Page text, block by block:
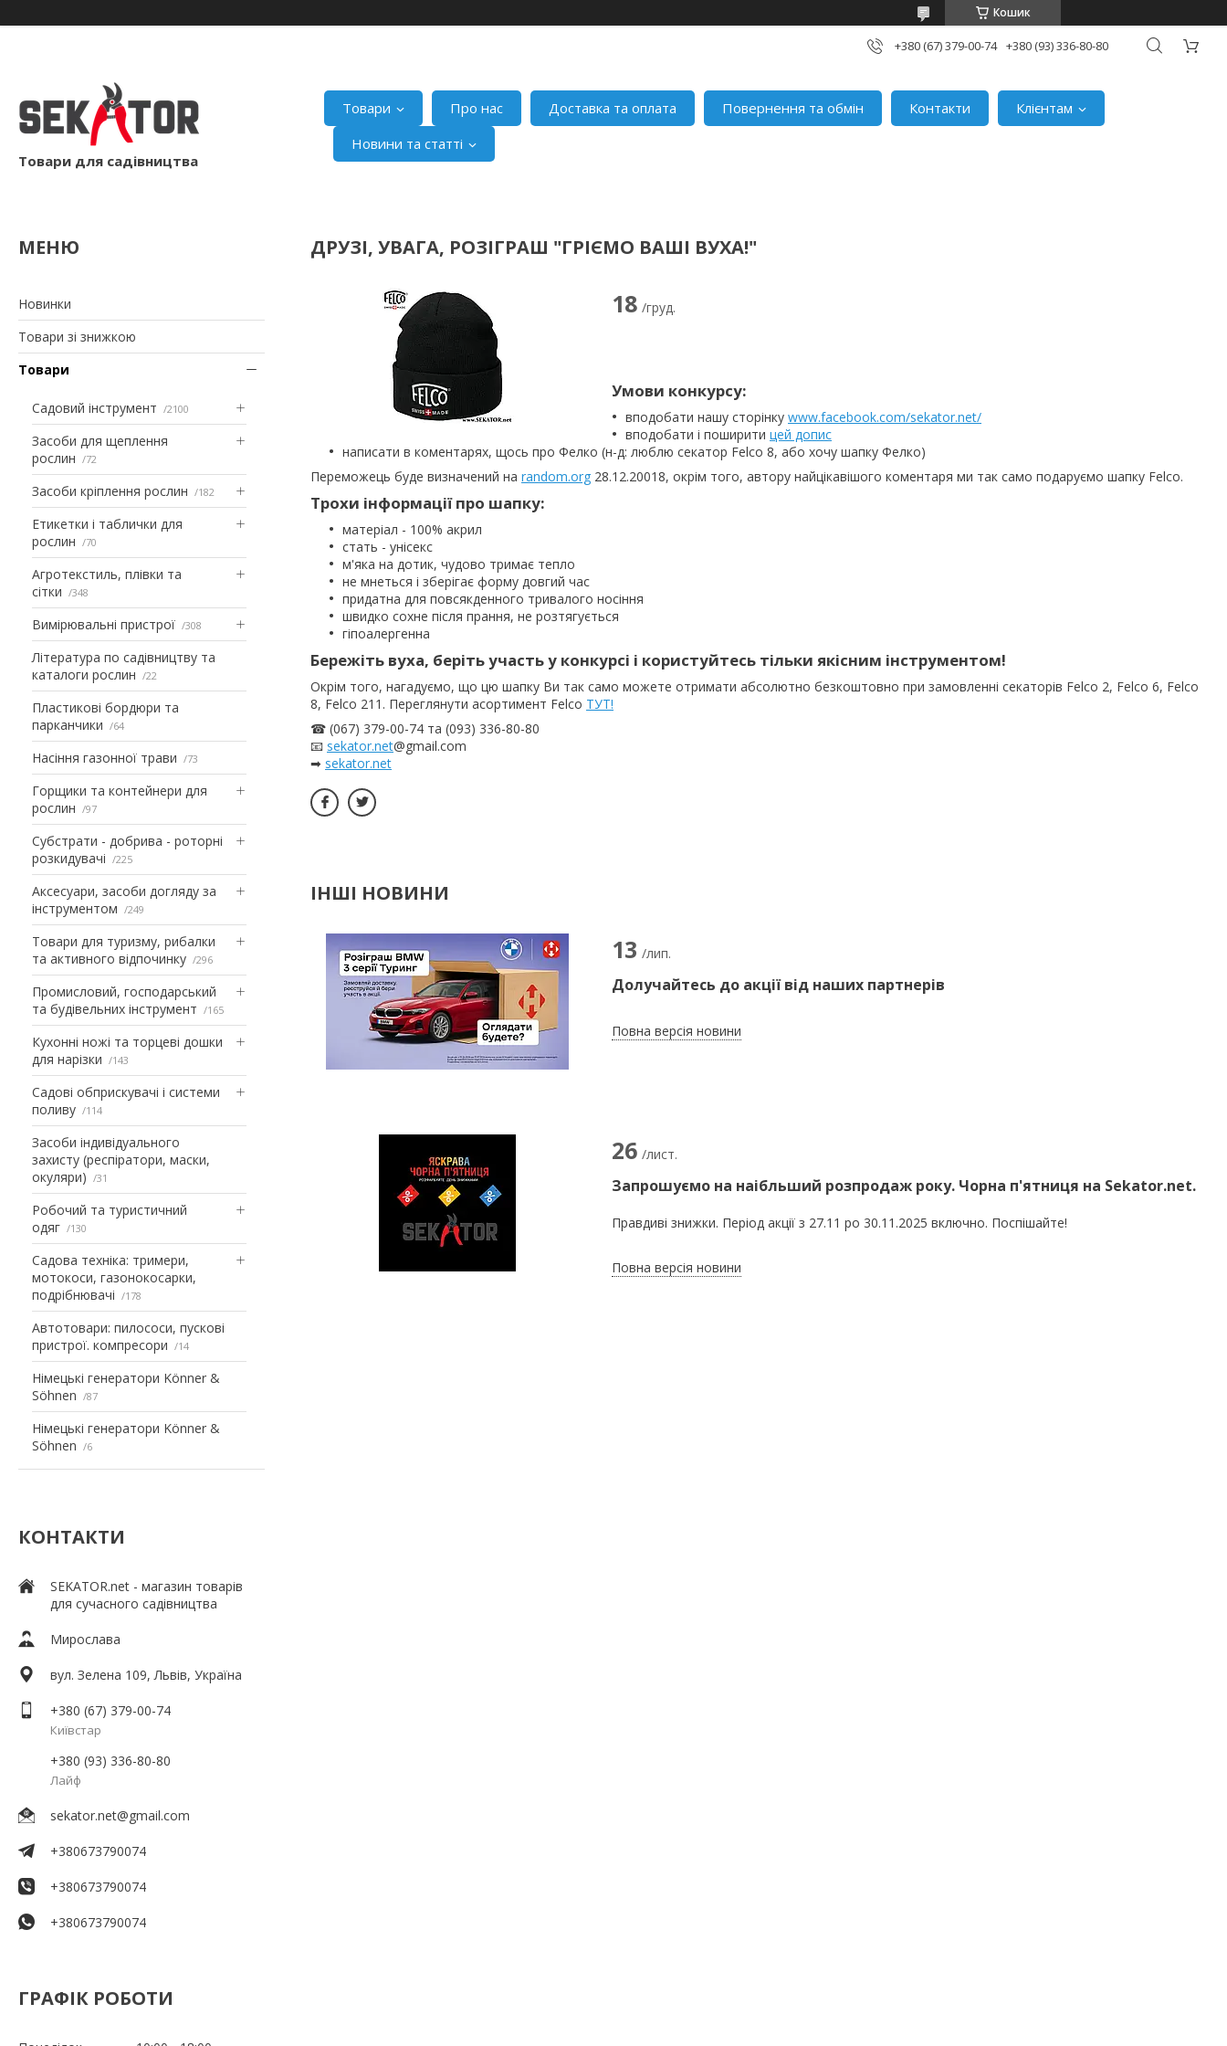
Кошик
+380 (67) 379-00-74 +380 (93) 336-80-80
Товари для садівництва
Товари Про нас Доставка та оплата Повернення та обмін Контакти
Клієнтам
Новини та статті
Новинки
Товари зі знижкою
Товари
Садовий інструмент 2100
Засоби для щеплення
рослин
72
Засоби кріплення рослин 182
Етикетки і таблички для
рослин
70
Агротекстиль, плівки та
сітки
348
Вимірювальні пристрої 308
Література по садівництву та
каталоги рослин
22
Пластикові бордюри та
парканчики
64
Насіння газонної трави 73
Горщики та контейнери для
рослин
97
Субстрати - добрива - роторні
розкидувачі
225
Аксесуари, засоби догляду за
інструментом
249
Товари для туризму, рибалки
та активного відпочинку
296
Промисловий, господарський
та будівельних інструмент
165
Кухонні ножі та торцеві дошки
для нарізки
143
Садові обприскувачі і системи
поливу
114
Засоби індивідуального
захисту (респіратори, маски,
окуляри)
31
Робочий та туристичний
одяг
130
Садова техніка: тримери,
мотокоси, газонокосарки,
подрібнювачі
178
Автотовари: пилососи, пускові
пристрої. компресори
14
Німецькі генератори Könner &
Söhnen
87
Німецькі генератори Könner &
Söhnen
6
КОНТАКТИ
SEKATOR.net - магазин товарів
для сучасного садівництва
Мирослава
вул. Зелена 109, Львів, Україна
+380 (67) 379-00-74
Київстар
+380 (93) 336-80-80
Лайф
sekator.net@gmail.com
+380673790074
+380673790074
+380673790074
ГРАФІК РОБОТИ
ДРУЗІ, УВАГА, РОЗІГРАШ "ГРІЄМО ВАШІ ВУХА!"
18 /груд.
Умови конкурсу:
вподобати нашу сторінку www.facebook.com/sekator.net/
вподобати і поширити цей допис
написати в коментарях, щось про Фелко (н-д: люблю секатор Felco 8, або хочу шапку Фелко)
Переможець буде визначений на random.org 28.12.20018, окрім того, автору найцікавішого коментаря ми так само подаруємо шапку Felco.
Трохи інформації про шапку:
матеріал - 100% акрил
стать - унісекс
м'яка на дотик, чудово тримає тепло
не мнеться і зберігає форму довгий час
придатна для повсякденного тривалого носіння
швидко сохне після прання, не розтягується
гіпоалергенна
Бережіть вуха, беріть участь у конкурсі і користуйтесь тільки якісним інструментом!
Окрім того, нагадуємо, що цю шапку Ви так само можете отримати абсолютно безкоштовно при замовленні секаторів Felco 2, Felco 6, Felco
8, Felco 211. Переглянути асортимент Felco ТУТ!
☎ (067) 379-00-74 та (093) 336-80-80
📧 sekator.net@gmail.com
➡ sekator.net
ІНШІ НОВИНИ
13 /лип.
Долучайтесь до акції від наших партнерів
Повна версія новини
26 /лист.
Запрошуємо на наібльший розпродаж року. Чорна п'ятниця на Sekator.net.
Правдиві знижки. Період акції з 27.11 ро 30.11.2025 включно. Поспішайте!
Повна версія новини